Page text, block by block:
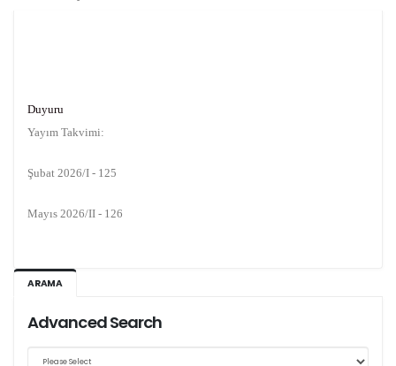
Duyuru
Yayım Takvimi:
Şubat 2026/I - 125
Mayıs 2026/II - 126
Kasım 2026/IV - 128
ARAMA
Advanced Search